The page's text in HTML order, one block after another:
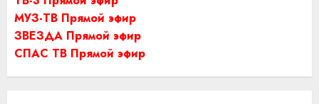
МУЗ-ТВ Прямой эфир
ЗВЕЗДА Прямой эфир
СПАС ТВ Прямой эфир